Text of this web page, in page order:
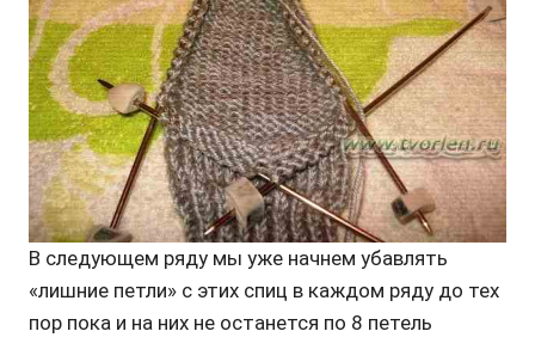
В следующем ряду мы уже начнем убавлять
«лишние петли» с этих спиц в каждом ряду до тех
пор пока и на них не останется по 8 петель